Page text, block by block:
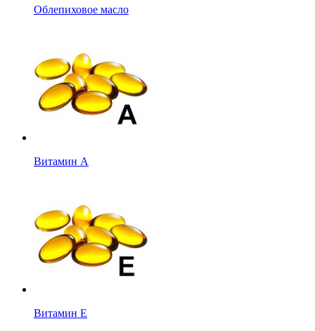
Облепиховое масло
Витамин А
Витамин Е